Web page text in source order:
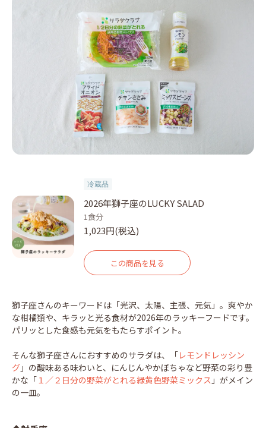
冷蔵品
2026年獅子座のLUCKY SALAD
1食分
1,023円(税込)
この商品を見る
獅子座さんのキーワードは「光沢、太陽、主張、元気」。爽やか
な柑橘類や、キラッと光る食材が2026年のラッキーフードです。
パリッとした食感も元気をもたらすポイント。
そんな獅子座さんにおすすめのサラダは、「レモンドレッシン
グ 」の酸味ある味わいと、にんじんやかぼちゃなど野菜の彩り豊
かな「１／２日分の野菜がとれる緑黄色野菜ミックス 」がメイン
の一皿。